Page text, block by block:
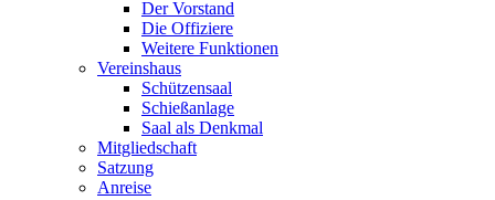
Der Vorstand
Die Offiziere
Weitere Funktionen
Vereinshaus
Schützensaal
Schießanlage
Saal als Denkmal
Mitgliedschaft
Satzung
Anreise